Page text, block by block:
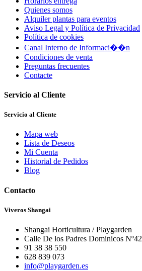
Quienes somos
Alquiler plantas para eventos
Aviso Legal y Política de Privacidad
Política de cookies
Canal Interno de Informaci��n
Condiciones de venta
Preguntas frecuentes
Contacte
Servicio al Cliente
Servicio al Cliente
Mapa web
Lista de Deseos
Mi Cuenta
Historial de Pedidos
Blog
Contacto
Viveros Shangai
Shangai Horticultura / Playgarden
Calle De los Padres Dominicos Nº42
91 38 38 550
628 839 073
info@playgarden.es